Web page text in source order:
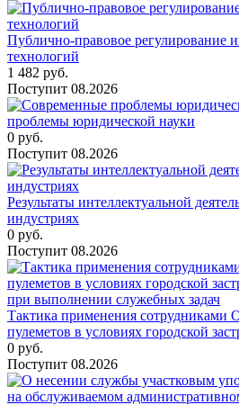
Публично-правовое регулирование
технологий
1 482 руб.
Поступит 08.2026
проблемы юридической науки
0 руб.
Поступит 08.2026
Результаты интеллектуальной
индустриях
0 руб.
Поступит 08.2026
Тактика применения сотрудниками
пулеметов в условиях городской
0 руб.
Поступит 08.2026